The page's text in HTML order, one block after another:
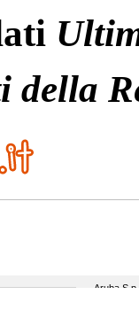
della